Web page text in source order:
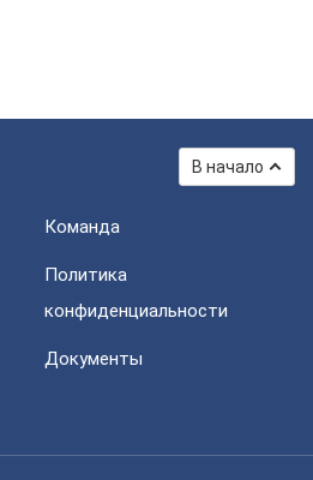
В начало
Команда
Политика
конфиденциальности
Документы